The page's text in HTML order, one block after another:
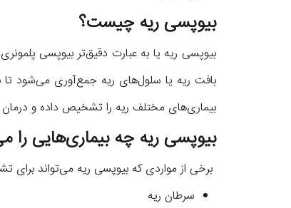
بیوپسی ریه چیست؟
بیوپسی ریه یا به عبارت دقیق‌تر بیوپسی
بافت ریه یا سلول‌های ریه جمع‌آوری می‌شود تا
بیماری‌های مختلف ریه را تشخیص داده و درمان
بیوپسی ریه چه بیماری‌هایی
برخی از مواردی که بیوپسی ریه می‌تواند برای
سرطان ریه